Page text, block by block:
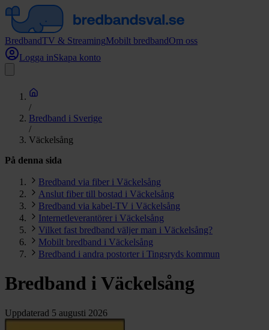
BredbandTV & StreamingMobilt bredbandOm oss
Logga inSkapa konto
/
Bredband i Sverige
/
Väckelsång
På denna sida
Bredband via fiber i Väckelsång
Anslut fiber till bostad i Väckelsång
Bredband via kabel-TV i Väckelsång
Internetleverantörer i Väckelsång
Vilket fast bredband väljer man i Väckelsång?
Mobilt bredband i Väckelsång
Bredband i andra postorter i Tingsryds kommun
Bredband i Väckelsång
Uppdaterad 5 augusti 2026